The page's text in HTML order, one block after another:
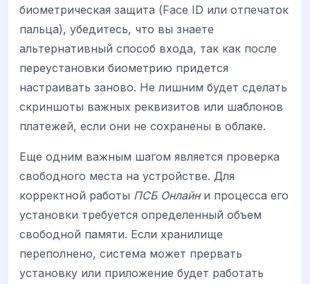
биометрическая защита (Face ID или отпечаток
пальца), убедитесь, что вы знаете
альтернативный способ входа, так как после
переустановки биометрию придется
настраивать заново. Не лишним будет сделать
скриншоты важных реквизитов или шаблонов
платежей, если они не сохранены в облаке.
Еще одним важным шагом является проверка
свободного места на устройстве. Для
корректной работы ПСБ Онлайни процесса его
установки требуется определенный объем
свободной памяти. Если хранилище
переполнено, система может прервать
установку или приложение будет работать